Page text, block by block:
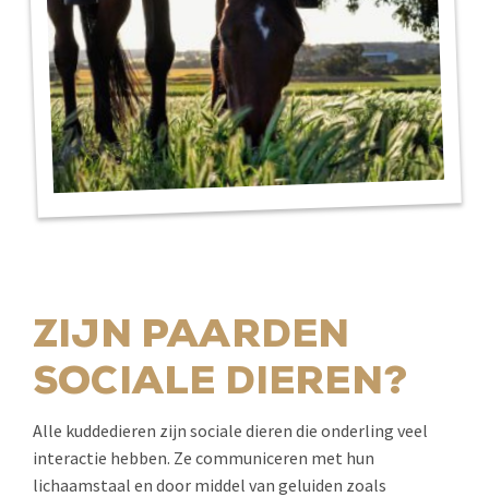
ZIJN PAARDEN
SOCIALE DIEREN?
Alle kuddedieren zijn sociale dieren die onderling veel
interactie hebben. Ze communiceren met hun
lichaamstaal en door middel van geluiden zoals